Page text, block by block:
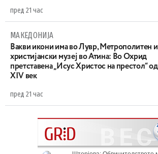
пред 21 час
МАКЕДОНИЈА
Вакви икони има во Лувр, Метрополитен и
христијански музеј во Атина: Во Охрид
претставена „Исус Христос на престол“ од
XIV век
пред 21 час